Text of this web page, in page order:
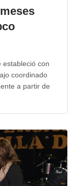
estableció con
coordinado
a partir de